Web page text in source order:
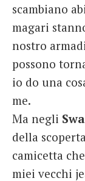
scambiano
magari
nostro
possono
io do una
me.
Ma negli
della
camicetta
miei vecchi